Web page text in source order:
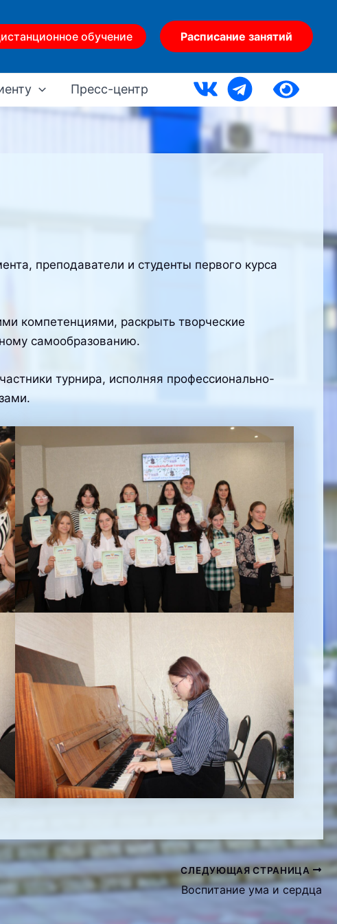
обучение Расписание занятий
Пресс-центр
преподаватели и студенты первого курса
компетенциями, раскрыть творческие
самообразованию.
турнира, исполняя профессионально-
СЛЕДУЮЩАЯ СТРАНИЦА
Воспитание ума и сердца